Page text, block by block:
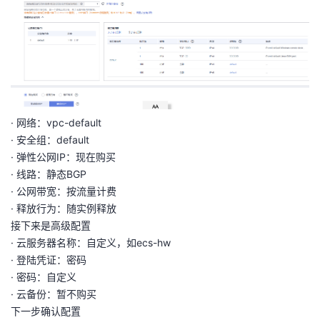
证
实
验
的
收
持
建
议
· 网络：vpc-default
· 安全组：default
· 弹性公网IP：现在购买
· 线路：静态BGP
· 公网带宽：按流量计费
· 释放行为：随实例释放
接下来是高级配置
· 云服务器名称：自定义，如ecs-hw
· 登陆凭证：密码
· 密码：自定义
· 云备份：暂不购买
下一步确认配置